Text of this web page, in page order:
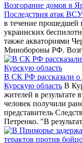
Возгорание домов в
Последствия атак
в течение прошедшей
украинских
также акваториями
Минобороны РФ.
В СК РФ рассказали о
Курскую область В
жителей в
человек получили
представитель
Петренко. "В